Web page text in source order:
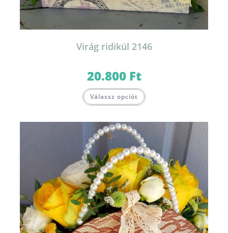
Virág ridikül 2146
20.800 Ft
Válassz opciót